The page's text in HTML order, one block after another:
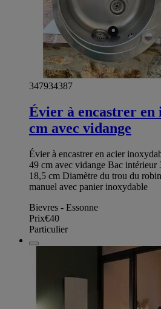
347934387
Évier à encastrer en
cm avec vidange
Évier à encastrer en acier
49 cm avec vidange Bac
18,5 cm Diamètre du trou du
manuel avec panier inoxydable
Bievres - Essonne
Prix€40
Particulier